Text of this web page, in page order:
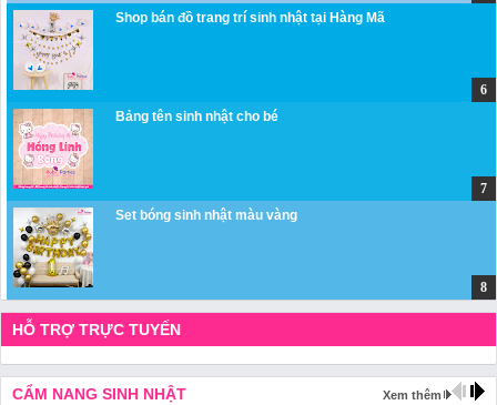
Shop bán đồ trang trí sinh nhật tại Hàng Mã
Bảng tên sinh nhật cho bé
Set bóng sinh nhật màu vàng
HỖ TRỢ TRỰC TUYẾN
CẨM NANG SINH NHẬT Xem thêm